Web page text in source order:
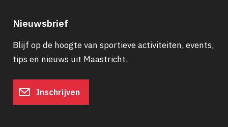
Nieuwsbrief
Blijf op de hoogte van sportieve activiteiten, events,
tips en nieuws uit Maastricht.
Inschrijven